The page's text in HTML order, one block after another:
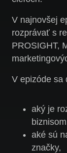
V najnovšej
rozprávať s
PROSIGHT,
V epizóde sa
aký je
aké sú
značky,